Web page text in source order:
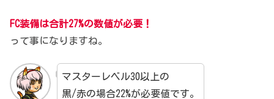
FC装備は合計27%の数値が必要！
って事になりますね。
マスターレベル30以上の
黒/赤の場合22%が必要値です。